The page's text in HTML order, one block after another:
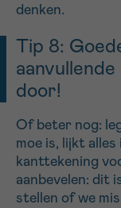
denken.
Tip 8:
door!
Of beter nog:
moe is, lijkt alles
kanttekening
aanbevelen: dit
stellen of we